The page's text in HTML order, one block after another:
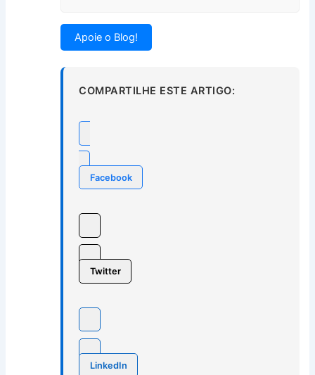
Apoie o Blog!
COMPARTILHE ESTE ARTIGO:
Facebook
Twitter
LinkedIn